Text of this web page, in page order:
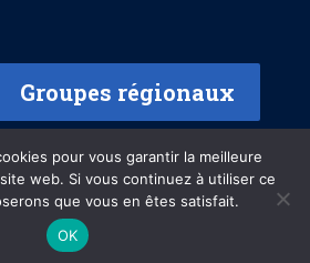
Groupes régionaux
légales
pour vous garantir la meilleure
web. Si vous continuez à utiliser ce
que vous en êtes satisfait.
OK